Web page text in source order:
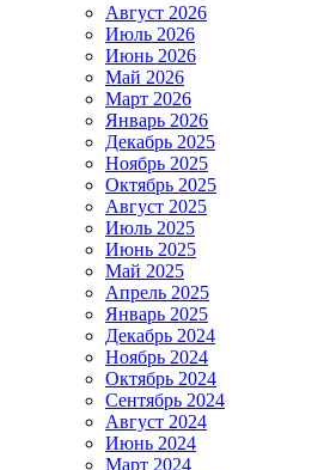
Август 2026
Июль 2026
Июнь 2026
Май 2026
Март 2026
Январь 2026
Декабрь 2025
Ноябрь 2025
Октябрь 2025
Август 2025
Июль 2025
Июнь 2025
Май 2025
Апрель 2025
Январь 2025
Декабрь 2024
Ноябрь 2024
Октябрь 2024
Сентябрь 2024
Август 2024
Июнь 2024
Март 2024